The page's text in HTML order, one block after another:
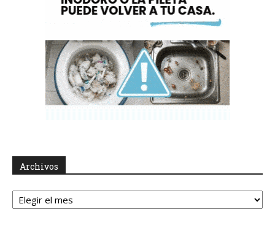
Archivos
Archivos